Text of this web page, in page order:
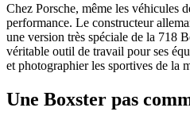
Chez Porsche, même les véhicules
performance. Le constructeur
une version très spéciale de la 718
véritable outil de travail pour ses
et photographier les sportives de la
Une Boxster pas